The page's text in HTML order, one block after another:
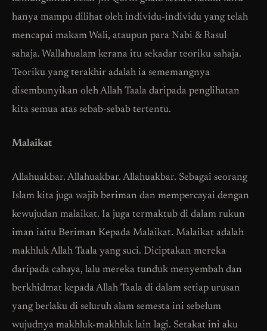
hanya mampu dilihat oleh individu-individu yang telah
mencapai makam Wali, ataupun para Nabi & Rasul
sahaja. Wallahualam kerana itu sekadar teoriku sahaja.
Teoriku yang terakhir adalah ia sememangnya
disembunyikan oleh Allah Taala daripada penglihatan
kita semua atas sebab-sebab tertentu.
Malaikat
Allahuakbar. Allahuakbar. Allahuakbar. Sebagai seorang
Islam kita juga wajib beriman dan mempercayai dengan
kewujudan malaikat. Ia juga termaktub di dalam rukun
iman iaitu Beriman Kepada Malaikat. Malaikat adalah
makhluk Allah Taala yang suci. Diciptakan mereka
daripada cahaya, lalu mereka tunduk menyembah dan
berkhidmat kepada Allah Taala di dalam setiap urusan
yang berlaku di seluruh alam semesta ini sebelum
wujudnya makhluk-makhluk lain lagi. Setakat ini aku